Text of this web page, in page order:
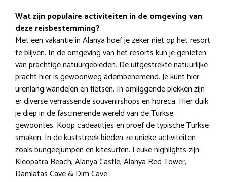
Wat zijn populaire activiteiten in de omgeving van
deze reisbestemming?
Met een vakantie in Alanya hoef je zeker niet op het resort
te blijven. In de omgeving van het resorts kun je genieten
van prachtige natuurgebieden. De uitgestrekte natuurlijke
pracht hier is gewoonweg adembenemend. Je kunt hier
urenlang wandelen en fietsen. In omliggende plekken zijn
er diverse verrassende souvenirshops en horeca. Hier duik
je diep in de fascinerende wereld van de Turkse
gewoontes. Koop cadeautjes en proef de typische Turkse
smaken. In de kuststreek bieden ze unieke activiteiten
zoals bungeejumpen en kitesurfen. Leuke highlights zijn:
Kleopatra Beach, Alanya Castle, Alanya Red Tower,
Damlatas Cave & Dim Cave.